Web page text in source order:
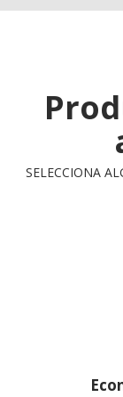
SELECCIONA